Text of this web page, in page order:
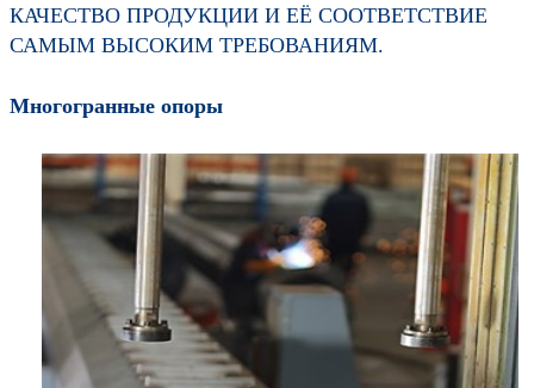
КАЧЕСТВО ПРОДУКЦИИ И ЕЁ СООТВЕТСТВИЕ
САМЫМ ВЫСОКИМ ТРЕБОВАНИЯМ.
Многогранные опоры